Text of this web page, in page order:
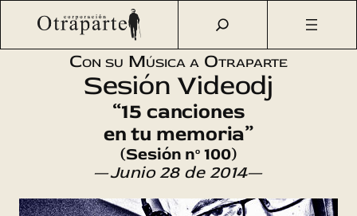
Saltar
Otraparte.org/Agenda Cultural Música
15 canciones en
Con su Música a Otraparte
Sesión Videodj
“15 canciones
en tu memoria”
(Sesión nº 100)
—Junio 28 de 2014—